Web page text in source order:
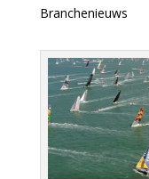
Branchenieuws